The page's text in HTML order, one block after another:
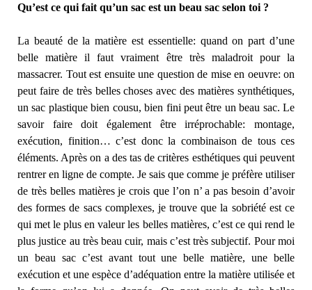
Qu’est ce qui fait qu’un sac est un beau sac selon toi ?
La beauté de la matière est essentielle: quand on part d’une
belle matière il faut vraiment être très maladroit pour la
massacrer. Tout est ensuite une question de mise en oeuvre: on
peut faire de très belles choses avec des matières synthétiques,
un sac plastique bien cousu, bien fini peut être un beau sac. Le
savoir faire doit également être irréprochable: montage,
exécution, finition… c’est donc la combinaison de tous ces
éléments. Après on a des tas de critères esthétiques qui peuvent
rentrer en ligne de compte. Je sais que comme je préfère utiliser
de très belles matières je crois que l’on n’ a pas besoin d’avoir
des formes de sacs complexes, je trouve que la sobriété est ce
qui met le plus en valeur les belles matières, c’est ce qui rend le
plus justice au très beau cuir, mais c’est très subjectif. Pour moi
un beau sac c’est avant tout une belle matière, une belle
exécution et une espèce d’adéquation entre la matière utilisée et